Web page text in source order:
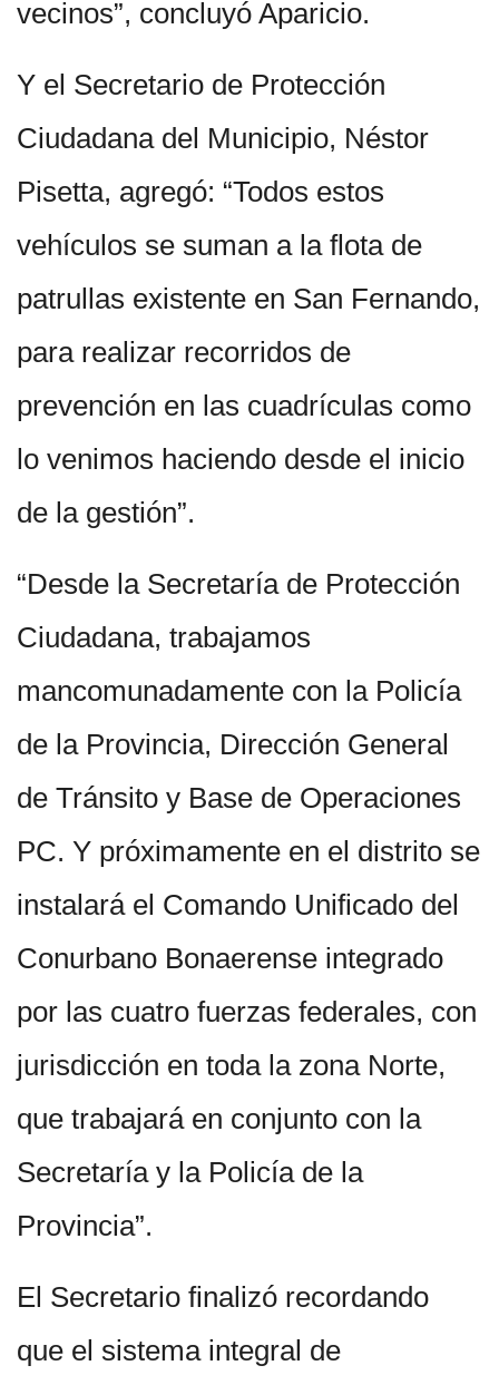
vecinos”, concluyó Aparicio.
Y el Secretario de Protección
Ciudadana del Municipio, Néstor
Pisetta, agregó: “Todos estos
vehículos se suman a la flota de
patrullas existente en San Fernando,
para realizar recorridos de
prevención en las cuadrículas como
lo venimos haciendo desde el inicio
de la gestión”.
“Desde la Secretaría de Protección
Ciudadana, trabajamos
mancomunadamente con la Policía
de la Provincia, Dirección General
de Tránsito y Base de Operaciones
PC. Y próximamente en el distrito se
instalará el Comando Unificado del
Conurbano Bonaerense integrado
por las cuatro fuerzas federales, con
jurisdicción en toda la zona Norte,
que trabajará en conjunto con la
Secretaría y la Policía de la
Provincia”.
El Secretario finalizó recordando
que el sistema integral de